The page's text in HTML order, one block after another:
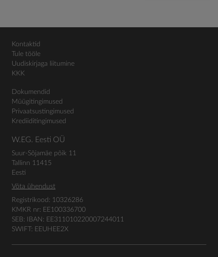
Kontaktid
Tule tööle
Uudiskirjaga liitumine
KKK
Dokumendid
Müügitingimused
Privaatsustingimused
Krediiditingimused
W.EG. Eesti OÜ
Suur-Sõjamäe põik 11
Tallinn 11415
Eesti
Võta ühendust
Registrikood: 10326286
KMKR nr: EE100336700
SEB: IBAN: EE311010220007244011
SWIFT: EEUHEE2X